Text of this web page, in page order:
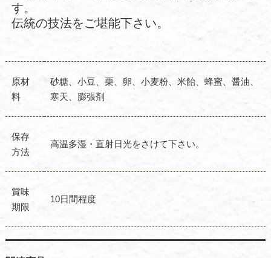
す。
伝統の技法をご堪能下さい。
原材
料
砂糖、小豆、栗、卵、小麦粉、米飴、蜂蜜、醤油、
寒天、膨張剤
保存
方法
高温多湿・直射日光をさけて下さい。
賞味
期限
10日間程度